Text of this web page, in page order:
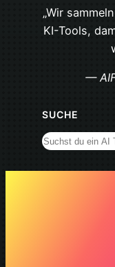
„Wir
KI-Tools,
—
SUCHE
Search